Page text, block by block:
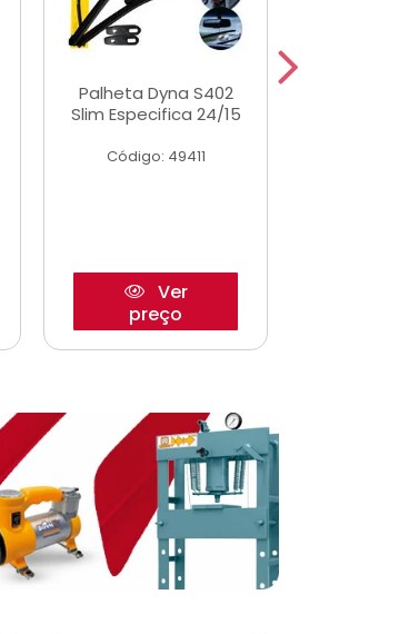
Palheta Dyna S402
Slim Especifica 24/15
Código: 49411
Ver
preço